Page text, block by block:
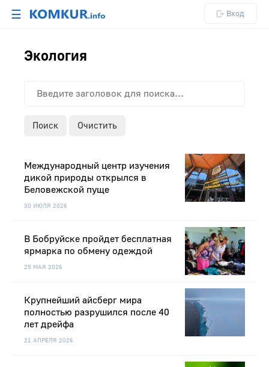
☰ Вход
Экология
Поиск Очистить
30 ИЮЛЯ 2026
Международный центр изучения
дикой природы открылся в
Беловежской пуще
25 МАЯ 2026
В Бобруйске пройдет бесплатная
ярмарка по обмену одеждой
21 АПРЕЛЯ 2026
Крупнейший айсберг мира
полностью разрушился после 40
лет дрейфа